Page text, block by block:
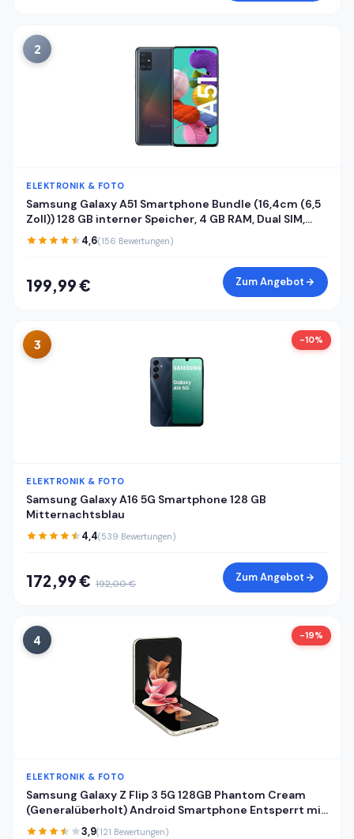
2
ELEKTRONIK & FOTO
Samsung Galaxy A51 Smartphone Bundle (16,4cm (6,5
Zoll)) 128 GB interner Speicher, 4 GB RAM, Dual SIM,
Android inkl. 24 Monate Herstellergarantie [Exklusiv
bei Amazon] Deutsche Version
4,6(156 Bewertungen)
199,99 € Zum Angebot
3 -10%
ELEKTRONIK & FOTO
Samsung Galaxy A16 5G Smartphone 128 GB
Mitternachtsblau
4,4(539 Bewertungen)
172,99 € 192,00 € Zum Angebot
4 -19%
ELEKTRONIK & FOTO
Samsung Galaxy Z Flip 3 5G 128GB Phantom Cream
(Generalüberholt) Android Smartphone Entsperrt mit
Garantie
3,9(121 Bewertungen)